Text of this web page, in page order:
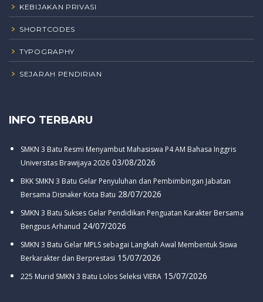
KEBIJAKAN PRIVASI
SHORTCODES
TYPOGRAPHY
SEJARAH PENDIRIAN
INFO TERBARU
SMKN 3 Batu Resmi Menyambut Mahasiswa P4 AM Bahasa Inggris
Universitas Brawijaya 2026 03/08/2026
BKK SMKN 3 Batu Gelar Penyuluhan dan Pembimbingan Jabatan
Bersama Disnaker Kota Batu 28/07/2026
SMKN 3 Batu Sukses Gelar Pendidikan Penguatan Karakter Bersama
Bengpus Arhanud 24/07/2026
SMKN 3 Batu Gelar MPLS sebagai Langkah Awal Membentuk Siswa
Berkarakter dan Berprestasi 15/07/2026
225 Murid SMKN 3 Batu Lolos Seleksi VIERA 15/07/2026